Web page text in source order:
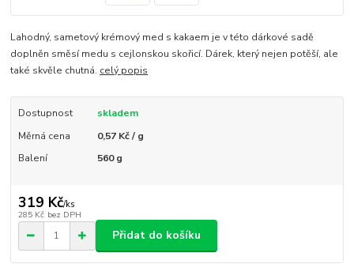
Lahodný, sametový krémový med s kakaem je v této dárkové sadě
doplněn směsí medu s cejlonskou skořicí. Dárek, který nejen potěší, ale
také skvěle chutná. celý popis
Dostupnost
skladem
Měrná cena
0,57 Kč / g
Balení
560 g
319 Kč/ks
285 Kč bez DPH
Přidat do košíku